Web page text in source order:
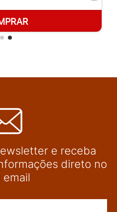
e receba
direto no
email